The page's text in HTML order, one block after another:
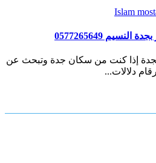
Islam
0577265649
بجدة إذا كنت من سكان جدة وتبحث عن
دلالات...